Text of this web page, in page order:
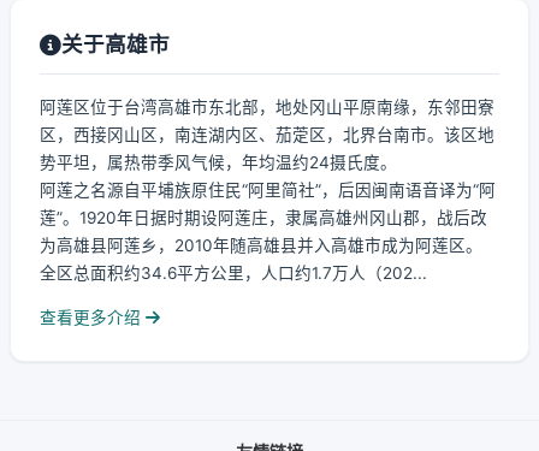
关于高雄市
阿莲区位于台湾高雄市东北部，地处冈山平原南缘，东邻田寮
区，西接冈山区，南连湖内区、茄萣区，北界台南市。该区地
势平坦，属热带季风气候，年均温约24摄氏度。
阿莲之名源自平埔族原住民“阿里简社”，后因闽南语音译为“阿
莲”。1920年日据时期设阿莲庄，隶属高雄州冈山郡，战后改
为高雄县阿莲乡，2010年随高雄县并入高雄市成为阿莲区。
全区总面积约34.6平方公里，人口约1.7万人（202...
查看更多介绍